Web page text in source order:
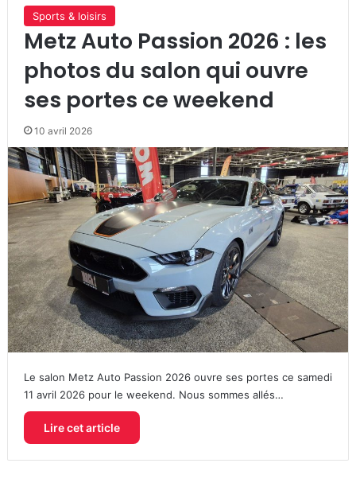
Sports & loisirs
Metz Auto Passion 2026 : les
photos du salon qui ouvre
ses portes ce weekend
10 avril 2026
Le salon Metz Auto Passion 2026 ouvre ses portes ce samedi
11 avril 2026 pour le weekend. Nous sommes allés…
Lire cet article